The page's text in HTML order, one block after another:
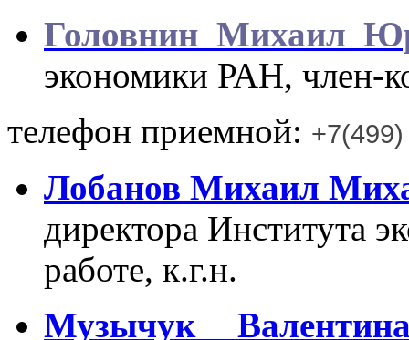
Головнин Михаил
экономики РАН, член-
телефон приемной:
Лобанов Михаил
директора Института
работе, к.г.н.
Музычук